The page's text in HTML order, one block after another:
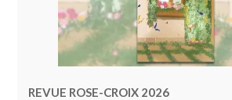
REVUE ROSE-CROIX 2026